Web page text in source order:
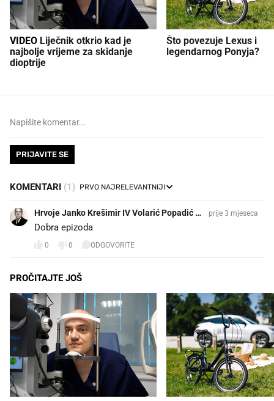
VIDEO
najbolje vrijeme za skidanje
dioptrije
Što povezuje Lexus i
legendarnog Ponyja?
PRIJAVITE SE
KOMENTARI (1)
Hrvoje Janko Krešimir IV Volarić Popadić Ku
rčubić
prije 3 mjeseca
Dobra epizoda
0 0 ODGOVORITE
PROČITAJTE JOŠ